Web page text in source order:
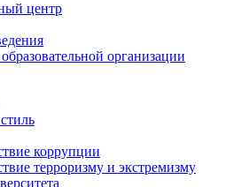
центр
организации
коррупции
терроризму и экстремизму